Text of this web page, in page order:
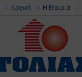
Αρχική Η Εταιρία